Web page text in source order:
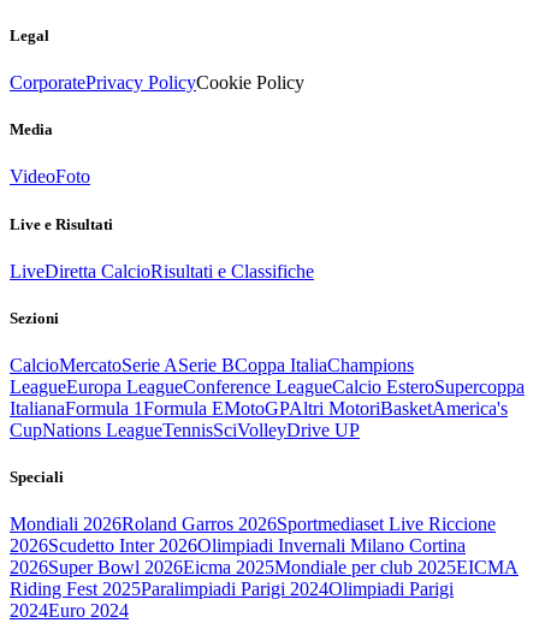
Legal
CorporatePrivacy PolicyCookie Policy
Media
VideoFoto
Live e Risultati
LiveDiretta CalcioRisultati e Classifiche
Sezioni
CalcioMercatoSerie ASerie BCoppa ItaliaChampions
LeagueEuropa LeagueConference LeagueCalcio EsteroSupercoppa
ItalianaFormula 1Formula EMotoGPAltri MotoriBasketAmerica's
CupNations LeagueTennisSciVolleyDrive UP
Speciali
Mondiali 2026Roland Garros 2026Sportmediaset Live Riccione
2026Scudetto Inter 2026Olimpiadi Invernali Milano Cortina
2026Super Bowl 2026Eicma 2025Mondiale per club 2025EICMA
Riding Fest 2025Paralimpiadi Parigi 2024Olimpiadi Parigi
2024Euro 2024